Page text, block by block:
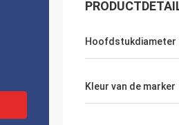
Hoofdstukdiameter
Kleur van de marker